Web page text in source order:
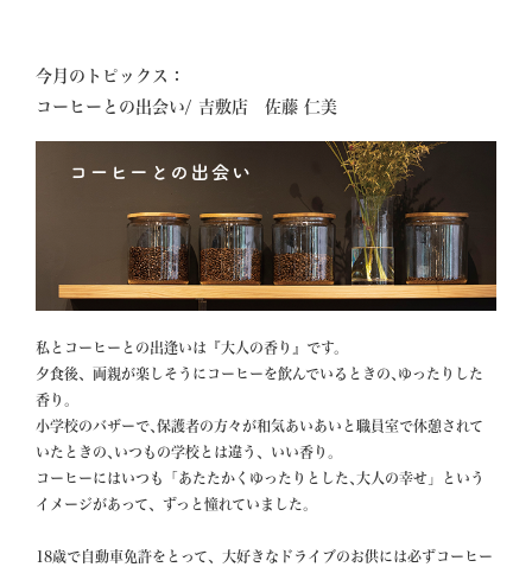
今月のトピックス：
私とコーヒーとの出逢いは『大人の香り』です。
夕食後、両親が楽しそうにコーヒーを飲んでいるときの､ゆったりした
香り。
小学校のバザーで､保護者の方々が和気あいあいと職員室で休憩されて
いたときの､いつもの学校とは違う、いい香り。
コーヒーにはいつも「あたたかくゆったりとした､大人の幸せ」という
イメージがあって、ずっと憧れていました｡
18歳で自動車免許をとって、大好きなドライブのお供には必ずコーヒー